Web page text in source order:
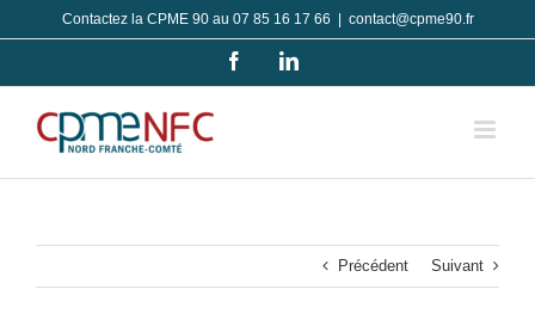
au
Contactez la CPME 90 au 07 85 16 17 66 contact@cpme90.fr
FacebookLinkedIn
Précédent Suivant